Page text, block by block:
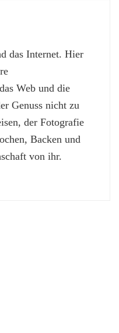
das Internet. Hier
Web und die
Genuss nicht zu
der Fotografie
Backen und
von ihr.